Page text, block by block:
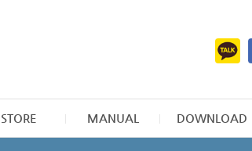
STORE MANUAL DOWNLOAD